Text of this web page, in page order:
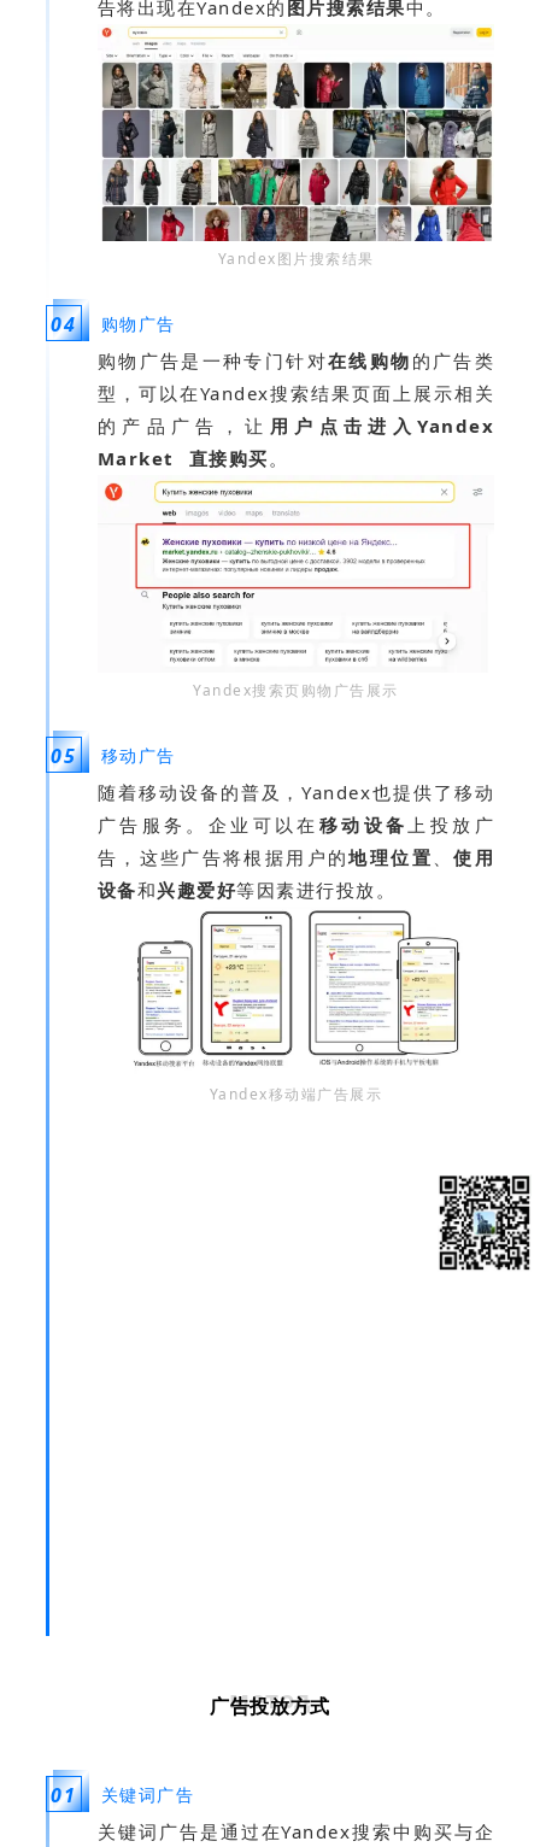
告将出现在Yandex的 图片搜索结果中。
Yandex图片搜索结果
04 购物广告
购物广告是一种专门针对在线购物 的广告类
型，可以在Yandex搜索结果页面上展示相关
的产品广告，让 用户点击进入Yandex
Market
直接购买 。
Yandex搜索页购物广告展示
05 移动广告
随着移动设备的普及，Yandex也提供了移动
广告服务。企业可以在 移动设备 上投放广
告，这些广告将根据用户的地理位置 、使用
设备和兴趣爱好等因素进行投放。
Yandex移动端广告展示
метод
广告投放方式
01 关键词广告
关键词广告是通过在Yandex搜索中购买与企